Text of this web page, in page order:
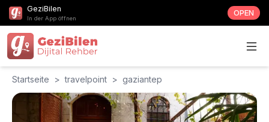
GeziBilen
In der App öffnen
OPEN
Startseite > travelpoint > gaziantep